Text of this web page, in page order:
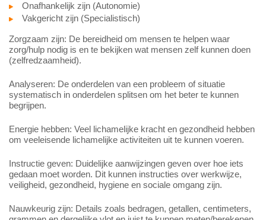
Onafhankelijk zijn (Autonomie)
Vakgericht zijn (Specialistisch)
Zorgzaam zijn: De bereidheid om mensen te helpen waar
zorg/hulp nodig is en te bekijken wat mensen zelf kunnen doen
(zelfredzaamheid).
Analyseren: De onderdelen van een probleem of situatie
systematisch in onderdelen splitsen om het beter te kunnen
begrijpen.
Energie hebben: Veel lichamelijke kracht en gezondheid hebben
om veeleisende lichamelijke activiteiten uit te kunnen voeren.
Instructie geven: Duidelijke aanwijzingen geven over hoe iets
gedaan moet worden. Dit kunnen instructies over werkwijze,
veiligheid, gezondheid, hygiene en sociale omgang zijn.
Nauwkeurig zijn: Details zoals bedragen, getallen, centimeters,